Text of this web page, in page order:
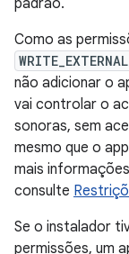
padrão.
Como as
não adicionar o
vai controlar o
sonoras, sem
mesmo que o
mais
consulte
Se o instalador
permissões, um